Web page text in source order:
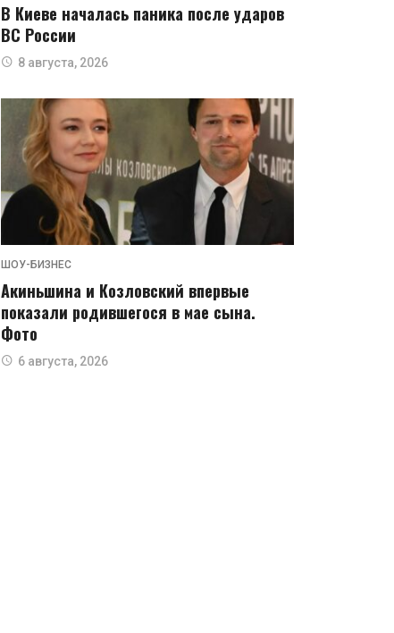
В Киеве началась паника после ударов
ВС России
8 августа, 2026
ШОУ-БИЗНЕС
Акиньшина и Козловский впервые
показали родившегося в мае сына.
Фото
6 августа, 2026